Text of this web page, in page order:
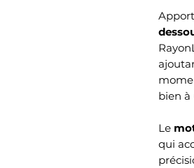
bien à
Le
qui